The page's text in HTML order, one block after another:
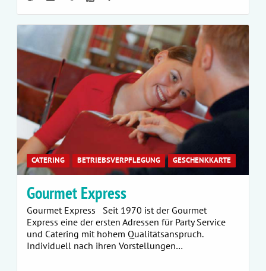
CATERING BETRIEBSVERPFLEGUNG GESCHENKKARTE
Gourmet Express
Gourmet Express Seit 1970 ist der Gourmet
Express eine der ersten Adressen für Party Service
und Catering mit hohem Qualitätsanspruch.
Individuell nach ihren Vorstellungen…